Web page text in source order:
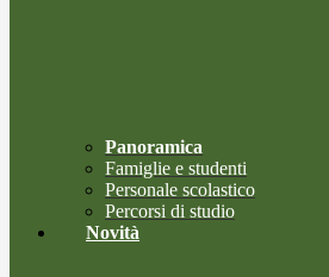
Panoramica
Famiglie e studenti
Personale scolastico
Percorsi di studio
Novità